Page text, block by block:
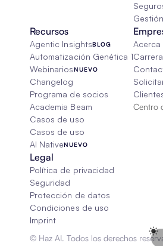
Recursos
Agentic InsightsBLOG
Automatización Genética 101
WebinariosNUEVO
Changelog
Programa de socios
Academia Beam
Casos de uso
Casos de uso
AI NativeNUEVO
Carrera
Centro
Legal
Política de privacidad
Seguridad
Protección de datos
Condiciones de uso
Imprint
© Haz AI. Todos los derechos